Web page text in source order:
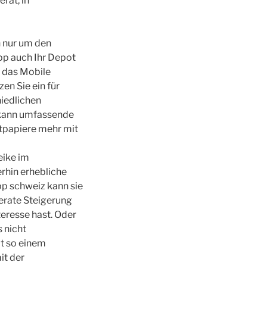
um den
auch Ihr Depot
das Mobile
Sie ein für
umfassende
mehr mit
im
erhebliche
schweiz kann sie
Steigerung
hast. Oder
nicht
so einem
der